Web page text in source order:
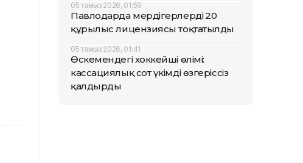
05 тамыз 2026, 01:59
Павлодарда мердігерлердің 20
құрылыс лицензиясы тоқтатылды
05 тамыз 2026, 01:41
Өскемендегі хоккейші өлімі:
кассациялық сот үкімді өзгеріссіз
қалдырды